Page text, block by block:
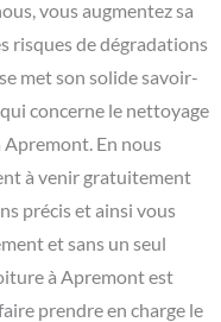
vous augmentez sa
risques de dégradations
met son solide savoir-
concerne le nettoyage
En nous
à venir gratuitement
précis et ainsi vous
et sans un seul
à Apremont est
prendre en charge le